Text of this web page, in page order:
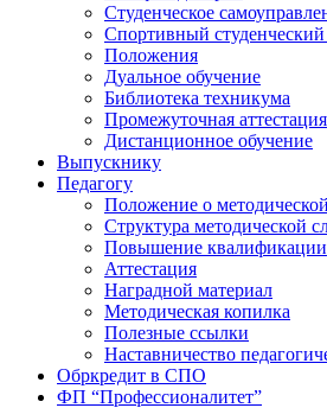
Студенческое
Спортивный
Положения
Дуальное обучение
Библиотека техникума
Промежуточная аттестация
Дистанционное обучение
Выпускнику
Педагогу
Положение о
Структура методической
Повышение квалификации
Аттестация
Наградной материал
Методическая копилка
Полезные ссылки
Наставничество
Обркредит в СПО
ФП “Профессионалитет”